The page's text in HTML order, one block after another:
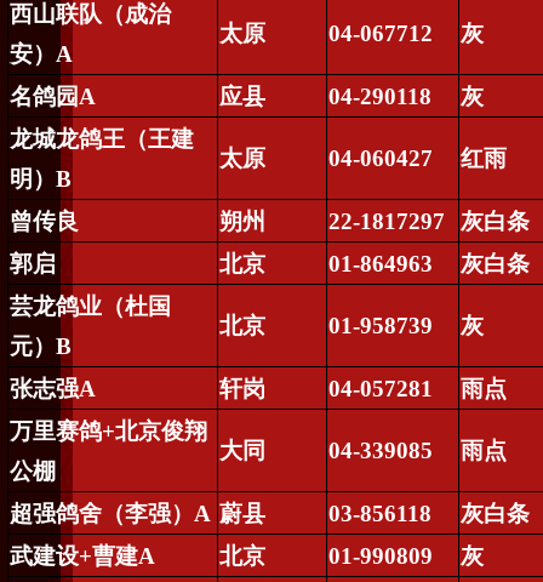
西山联队（成治
安） A
太原 04-067712 灰
名鸽园A 应县 04-290118
灰
龙城龙鸽王（王建
明）B
太原 04-060427 红雨
曾传良 朔州 22-1817297
灰白条
郭启
北京 01-864963
灰白条
芸龙鸽业（杜国
元）B
北京 01-958739 灰
张志强A 轩岗 04-057281
雨点
万里赛鸽+北京俊翔
公棚
大同 04-339085 雨点
超强鸽舍（李强） A 蔚县 03-856118
灰白条
武建设+曹建A 北京 01-990809
灰